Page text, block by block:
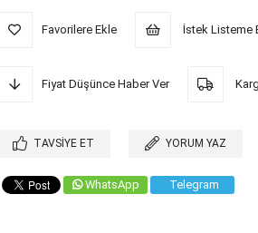
Favorilere Ekle İstek Listeme
Fiyat Düşünce Haber Ver
TAVSIYE ET YORUM YAZ
WhatsApp Telegram